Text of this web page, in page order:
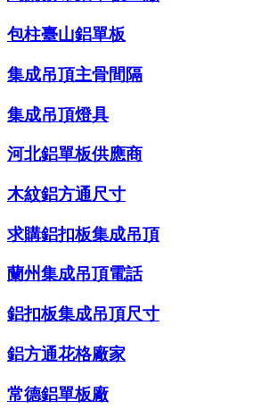
包柱臺山鋁單板
集成吊頂主骨間隔
集成吊頂燈具
河北鋁單板供應商
木紋鋁方通尺寸
求購鋁扣板集成吊頂
蘭州集成吊頂電話
鋁扣板集成吊頂尺寸
鋁方通花格廠家
常德鋁單板廠